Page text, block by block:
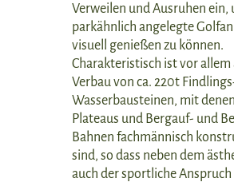
Verweilen und Ausruhen ein,
parkähnlich angelegte
visuell genießen zu können.
Charakteristisch ist vor allem
Verbau von ca. 220t
Wasserbausteinen, mit
Plateaus und Bergauf- und
Bahnen fachmännisch
sind, so dass neben dem
auch der sportliche